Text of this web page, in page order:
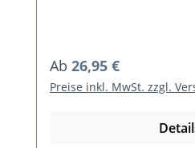
Regulärer Preis:
Ab 26,95 €
Preise inkl. MwSt. zzgl.